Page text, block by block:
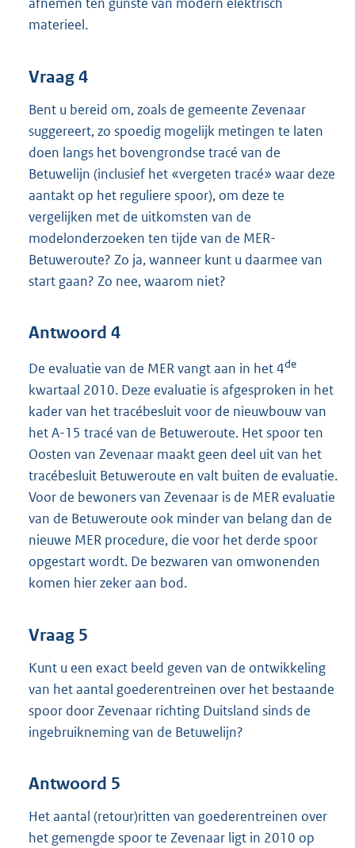
materieel.
Vraag 4
Bent u bereid om, zoals de gemeente Zevenaar
suggereert, zo spoedig mogelijk metingen te laten
doen langs het bovengrondse tracé van de
Betuwelijn (inclusief het «vergeten tracé» waar deze
aantakt op het reguliere spoor), om deze te
vergelijken met de uitkomsten van de
modelonderzoeken ten tijde van de MER-
Betuweroute? Zo ja, wanneer kunt u daarmee van
start gaan? Zo nee, waarom niet?
Antwoord 4
De evaluatie van de MER vangt aan in het 4de
kwartaal 2010. Deze evaluatie is afgesproken in het
kader van het tracébesluit voor de nieuwbouw van
het A-15 tracé van de Betuweroute. Het spoor ten
Oosten van Zevenaar maakt geen deel uit van het
tracébesluit Betuweroute en valt buiten de evaluatie.
Voor de bewoners van Zevenaar is de MER evaluatie
van de Betuweroute ook minder van belang dan de
nieuwe MER procedure, die voor het derde spoor
opgestart wordt. De bezwaren van omwonenden
komen hier zeker aan bod.
Vraag 5
Kunt u een exact beeld geven van de ontwikkeling
van het aantal goederentreinen over het bestaande
spoor door Zevenaar richting Duitsland sinds de
ingebruikneming van de Betuwelijn?
Antwoord 5
Het aantal (retour)ritten van goederentreinen over
het gemengde spoor te Zevenaar ligt in 2010 op